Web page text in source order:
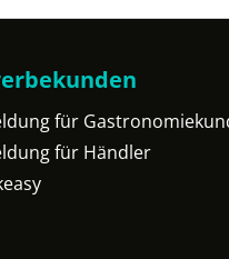
für
für Händler